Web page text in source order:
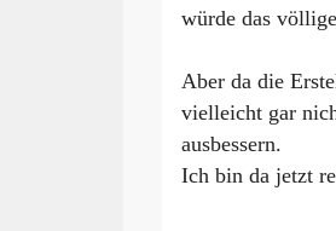
würde das
Aber da die
vielleicht gar
ausbessern.
Ich bin da jetzt